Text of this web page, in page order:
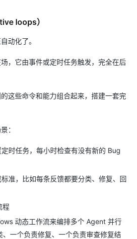
loops）
动化了。
，它由事件或定时任务触发，完全在后
这些命令和能力组合起来，搭建一套完
：
时任务，每小时检查有没有新的 Bug
准，比如每条反馈都要分类、修复、回
程
动态工作流来编排多个 Agent 并行
、一个负责修复、一个负责审查修复结